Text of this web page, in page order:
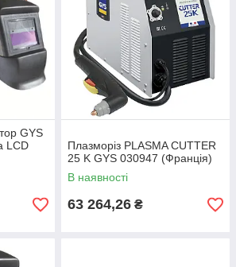
GYS
LCD
Плазморіз PLASMA CUTTER
25 K GYS 030947 (Франція)
В наявності
63 264,26 ₴